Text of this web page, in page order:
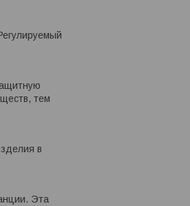
тем
в
Эта